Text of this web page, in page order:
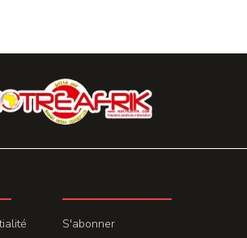
S'abonner